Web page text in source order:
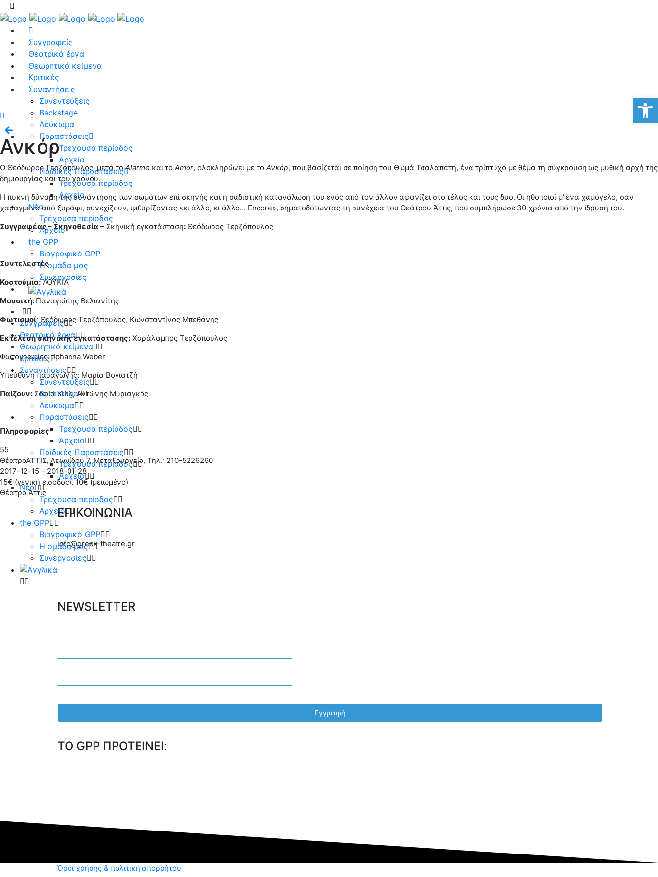
Συγγραφείς
Θεατρικά έργα
Θεωρητικά κείμενα
Κριτικές
Συναντήσεις
Συνεντεύξεις
Backstage
Λεύκωμα
Παραστάσεις
Τρέχουσα περίοδος
Αρχείο
Παιδικές Παραστάσεις
Τρέχουσα περίοδος
Αρχείο
Νέα
Τρέχουσα περίοδος
Αρχείο
the GPP
Βιογραφικό GPP
Η ομάδα μας
Συνεργασίες
Συγγραφείς
Θεατρικά έργα
Θεωρητικά κείμενα
Κριτικές
Συναντήσεις
Συνεντεύξεις
Backstage
Λεύκωμα
Παραστάσεις
Τρέχουσα περίοδος
Αρχείο
Παιδικές Παραστάσεις
Τρέχουσα περίοδος
Αρχείο
Νέα
Τρέχουσα περίοδος
Αρχείο
the GPP
Βιογραφικό GPP
Η ομάδα μας
Συνεργασίες
Ανκόρ
Ο Θεόδωρος Τερζόπουλος, μετά τοAlarme και το Amor, ολοκληρώνει με το Ανκόρ, που βασίζεται σε ποίηση του Θωμά Τσαλαπάτη, ένα τρίπτυχο με θέμα τη σύγκρουση ως μυθική αρχή της
δημιουργίας και του χρόνου.
Η πυκνή δύναμη της συνάντησης των σωμάτων επί σκηνής και η σαδιστική κατανάλωση του ενός από τον άλλον αφανίζει στο τέλος και τους δυο. Οι ηθοποιοί μ’ ένα χαμόγελο, σαν
χαραγμένο από ξυράφι, συνεχίζουν, ψιθυρίζοντας «κι άλλο, κι άλλο… Encore», σηματοδοτώντας τη συνέχεια του Θεάτρου Άττις, που συμπλήρωσε 30 χρόνια από την ίδρυσή του.
Συγγραφέας – Σκηνοθεσία – Σκηνική εγκατάσταση: Θεόδωρος Τερζόπουλος
Συντελεστές
Κοστούμια:ΛΟΥΚΙΑ
Μουσική: Παναγιώτης Βελιανίτης
Φωτισμοί: Θεόδωρος Τερζόπουλος, Κωνσταντίνος Μπεθάνης
Εκτέλεση σκηνικής εγκατάστασης: Χαράλαμπος Τερζόπουλος
Φωτογραφίες: Johanna Weber
Υπεύθυνη παραγωγής: Μαρία Βογιατζή
Παίζουν:Σοφία Χιλλ, Αντώνης Μυριαγκός
Πληροφορίες
55
ΘέατροΑΤΤΙΣ, Λεωνίδου 7, Μεταξουργείο, Τηλ.: 210-5226260
2017-12-15 – 2018-01-28
15€ (γενική είσοδος), 10€ (μειωμένο)
Θέατρο Άττις
ΕΠΙΚΟΙΝΩΝΙΑ
info@greek-theatre.gr
NEWSLETTER
TO GPP ΠΡΟΤΕΙΝΕΙ:
Όροι χρήσης & πολιτική απορρήτου